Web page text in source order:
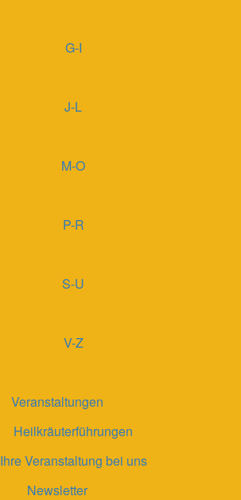
G-I
J-L
M-O
P-R
S-U
V-Z
Veranstaltungen
Heilkräuterführungen
Ihre Veranstaltung bei uns
Newsletter